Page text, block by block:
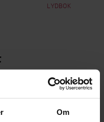
Om
LYDBOK
Premium
Første gang på tilbud